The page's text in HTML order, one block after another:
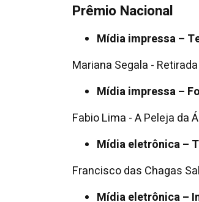
Prêmio Nacional
Mídia impressa –
Mariana Segala -
Mídia impressa –
Fabio Lima - A Peleja da
Mídia eletrônica –
Francisco das Chagas
Mídia eletrônica –